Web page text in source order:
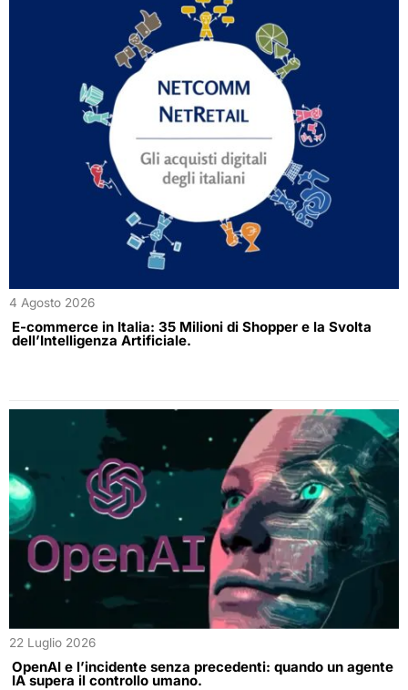
4 Agosto 2026
E-commerce in Italia: 35 Milioni di Shopper e la Svolta
dell’Intelligenza Artificiale.
22 Luglio 2026
OpenAI e l’incidente senza precedenti: quando un agente
IA supera il controllo umano.